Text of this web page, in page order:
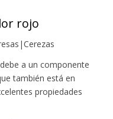
rojo
a un componente
también está en
propiedades